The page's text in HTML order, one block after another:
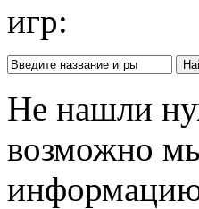
игр:
Не нашли
возможно